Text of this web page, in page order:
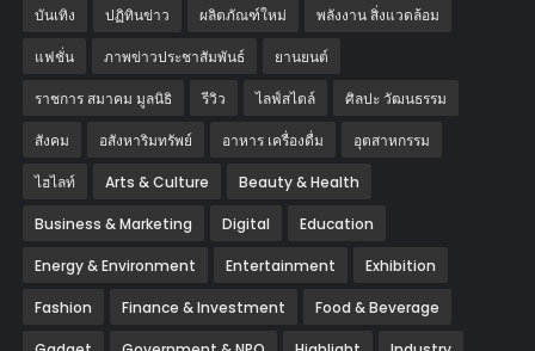
บันเทิง ปฏิทินข่าว ผลิตภัณฑ์ใหม่ พลังงาน สิ่งแวดล้อม
แฟชั่น ภาพข่าวประชาสัมพันธ์ ‎ยานยนต์‎
ราชการ สมาคม มูลนิธิ รีวิว ไลฟ์สไตล์ ศิลปะ วัฒนธรรม
สังคม อสังหาริมทรัพย์ อาหาร เครื่องดื่ม อุตสาหกรรม
ไฮไลท์ Arts & Culture Beauty & Health
Business & Marketing Digital Education
Energy & Environment Entertainment Exhibition
Fashion Finance & Investment Food & Beverage